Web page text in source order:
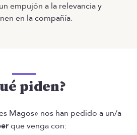
empujón a la relevancia y
en la compañía.
piden?
Magos» nos han pedido a un/a
que venga con: